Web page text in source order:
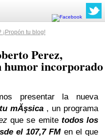
tu blog!
Perez,
humor incorporado
presentar la nueva
mĂşsica , un programa
que se emite todos los
el 107,7 FM en el que